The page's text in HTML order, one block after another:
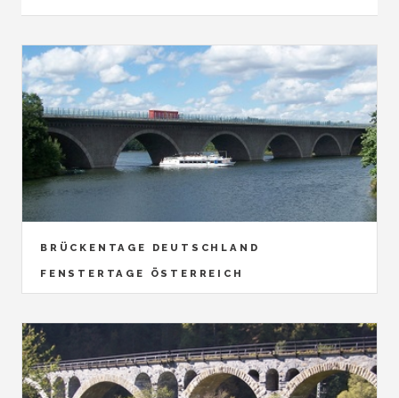
BRÜCKENTAGE DEUTSCHLAND
FENSTERTAGE ÖSTERREICH